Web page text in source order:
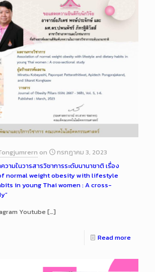
on
กรกฎาคม 3, 2023
ามในวารสารวิชาการระดับนานาชาติ เรื่อง
normal weight obesity with lifestyle
in young Thai women : A cross-
Youtube […]
Read more